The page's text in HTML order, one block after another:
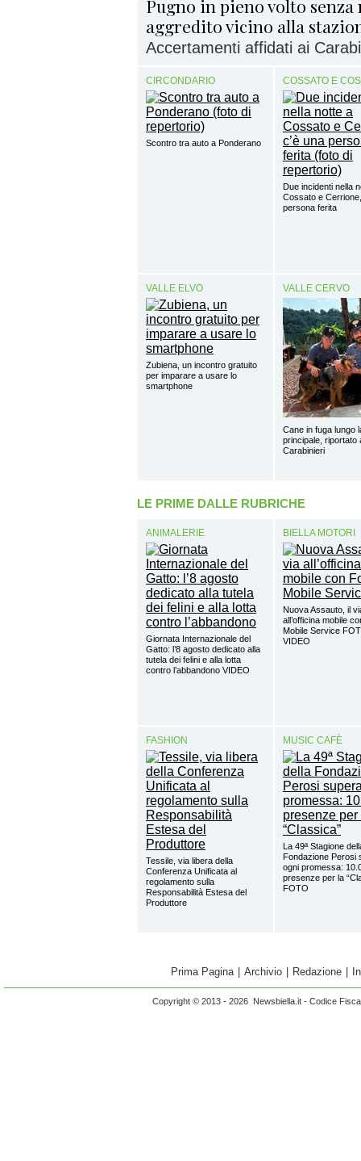
Pugno in pieno volto senza
aggredito vicino alla
Accertamenti affidati ai
CIRCONDARIO
Scontro tra auto a Ponderano
COSSATO E
Due incidenti nella
Cossato e
persona ferita
VALLE ELVO
Zubiena, un incontro gratuito
per imparare a usare lo
smartphone
VALLE CERVO
Cane in fuga lungo
principale, riportato
Carabinieri
LE PRIME DALLE RUBRICHE
ANIMALERIE
Giornata Internazionale del
Gatto: l’8 agosto dedicato alla
tutela dei felini e alla lotta
contro l’abbandono VIDEO
BIELLA MOTORI
Nuova Assauto, il
all’officina mobile
Mobile Service
VIDEO
FASHION
Tessile, via libera della
Conferenza Unificata al
regolamento sulla
Responsabilità Estesa del
Produttore
MUSIC CAFÈ
La 49ª Stagione
Fondazione Perosi
ogni promessa:
presenze per la
FOTO
Prima Pagina | Archivio | Redazione |
Copyright © 2013 - 2026 Newsbiella.it - Codice